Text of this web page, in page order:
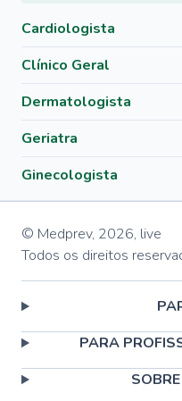
Cardiologista
Clínico Geral
Dermatologista
Geriatra
Ginecologista
© Medprev, 2026, live
Todos os direitos
PARA